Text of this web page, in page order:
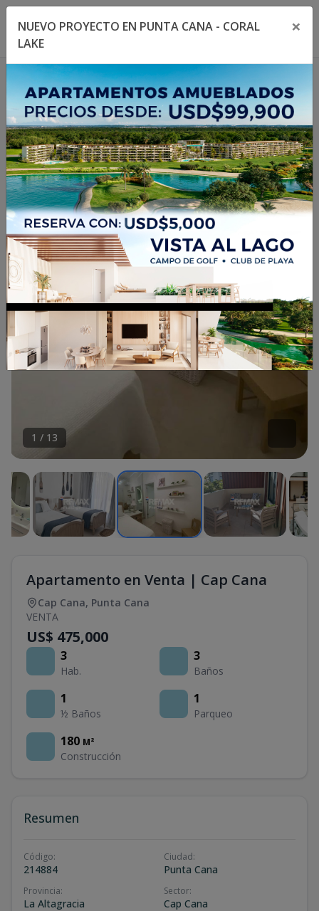
Toggle navigation menu
1 / 13
Apartamento en Venta | Cap Cana
Cap Cana, Punta Cana
VENTA
US$ 475,000
3
Hab.
3
Baños
1
½ Baños
1
Parqueo
180 M²
Construcción
Resumen
Código:
214884
Ciudad:
Punta Cana
Provincia:
La Altagracia
Sector:
Cap Cana
NUEVO PROYECTO EN PUNTA CANA - CORAL
LAKE
×